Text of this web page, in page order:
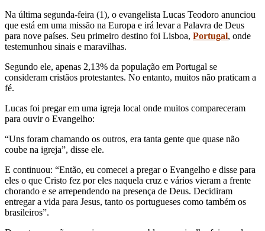
Na última segunda-feira (1), o evangelista Lucas Teodoro anunciou
que está em uma missão na Europa e irá levar a Palavra de Deus
para nove países. Seu primeiro destino foi Lisboa, Portugal, onde
testemunhou sinais e maravilhas.
Segundo ele, apenas 2,13% da população em Portugal se
consideram cristãos protestantes. No entanto, muitos não praticam a
fé.
Lucas foi pregar em uma igreja local onde muitos compareceram
para ouvir o Evangelho:
“Uns foram chamando os outros, era tanta gente que quase não
coube na igreja”, disse ele.
E continuou: “Então, eu comecei a pregar o Evangelho e disse para
eles o que Cristo fez por eles naquela cruz e vários vieram a frente
chorando e se arrependendo na presença de Deus. Decidiram
entregar a vida para Jesus, tanto os portugueses como também os
brasileiros”.